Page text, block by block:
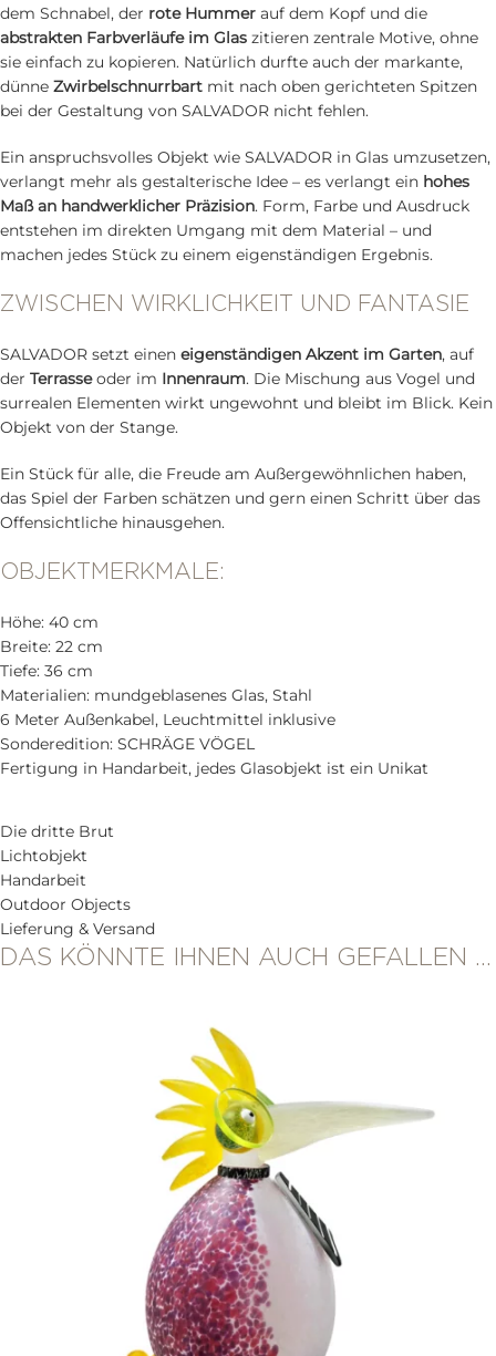
dem Schnabel, der rote Hummer auf dem Kopf und die
abstrakten Farbverläufe im Glas zitieren zentrale Motive, ohne
sie einfach zu kopieren. Natürlich durfte auch der markante,
dünne Zwirbelschnurrbart mit nach oben gerichteten Spitzen
bei der Gestaltung von SALVADOR nicht fehlen.
Ein anspruchsvolles Objekt wie SALVADOR in Glas umzusetzen,
verlangt mehr als gestalterische Idee – es verlangt ein hohes
Maß an handwerklicher Präzision. Form, Farbe und Ausdruck
entstehen im direkten Umgang mit dem Material – und
machen jedes Stück zu einem eigenständigen Ergebnis.
ZWISCHEN WIRKLICHKEIT UND FANTASIE
SALVADOR setzt einen eigenständigen Akzent im Garten, auf
der Terrasseoder im Innenraum. Die Mischung aus Vogel und
surrealen Elementen wirkt ungewohnt und bleibt im Blick. Kein
Objekt von der Stange.
Ein Stück für alle, die Freude am Außergewöhnlichen haben,
das Spiel der Farben schätzen und gern einen Schritt über das
Offensichtliche hinausgehen.
OBJEKTMERKMALE:
Höhe: 40 cm
Breite: 22 cm
Tiefe: 36 cm
Materialien: mundgeblasenes Glas, Stahl
6 Meter Außenkabel, Leuchtmittel inklusive
Sonderedition: SCHRÄGE VÖGEL
Fertigung in Handarbeit, jedes Glasobjekt ist ein Unikat
Die dritte Brut
Lichtobjekt
Handarbeit
Outdoor Objects
Lieferung & Versand
DAS KÖNNTE IHNEN AUCH GEFALLEN …